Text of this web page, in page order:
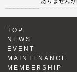
TOP
NEWS
EVENT
MAINTENANCE
MEMBERSHIP